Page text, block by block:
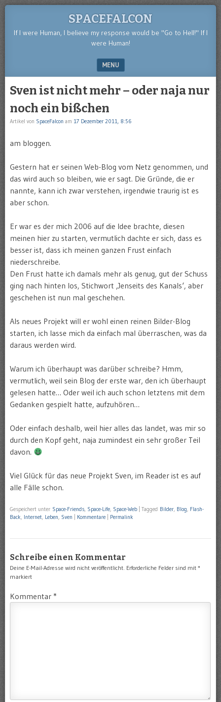
SPACEFALCON
If I were Human, I believe my response would be "Go to Hell!" If I
were Human!
MENU
Sven ist nicht mehr – oder naja nur
noch ein bißchen
Artikel von SpaceFalcon am 17 Dezember 2011, 8:56
am bloggen.
Gestern hat er seinen Web-Blog vom Netz genommen, und
das wird auch so bleiben, wie er sagt. Die Gründe, die er
nannte, kann ich zwar verstehen, irgendwie traurig ist es
aber schon.
Er war es der mich 2006 auf die Idee brachte, diesen
meinen hier zu starten, vermutlich dachte er sich, dass es
besser ist, dass ich meinen ganzen Frust einfach
niederschreibe.
Den Frust hatte ich damals mehr als genug, gut der Schuss
ging nach hinten los, Stichwort ‚Jenseits des Kanals‘, aber
geschehen ist nun mal geschehen.
Als neues Projekt will er wohl einen reinen Bilder-Blog
starten, ich lasse mich da einfach mal überraschen, was da
daraus werden wird.
Warum ich überhaupt was darüber schreibe? Hmm,
vermutlich, weil sein Blog der erste war, den ich überhaupt
gelesen hatte… Oder weil ich auch schon letztens mit dem
Gedanken gespielt hatte, aufzuhören…
Oder einfach deshalb, weil hier alles das landet, was mir so
durch den Kopf geht, naja zumindest ein sehr großer Teil
davon.
Viel Glück für das neue Projekt Sven, im Reader ist es auf
alle Fälle schon.
Gespeichert unter Space-Friends, Space-Life, Space-Web Tagged Bilder, Blog, Flash-
Back, Internet, Leben, Sven Kommentare Permalink
Schreibe einen Kommentar
Deine E-Mail-Adresse wird nicht veröffentlicht. Erforderliche Felder sind mit *
markiert
Kommentar *